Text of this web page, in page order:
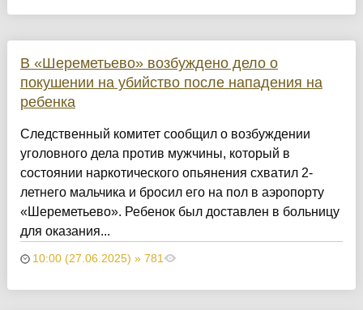
В «Шереметьево» возбуждено дело о
покушении на убийство после нападения на
ребенка
Следственный комитет сообщил о возбуждении
уголовного дела против мужчины, который в
состоянии наркотического опьянения схватил 2-
летнего мальчика и бросил его на пол в аэропорту
«Шереметьево». Ребенок был доставлен в больницу
для оказания...
10:00 (27.06.2025) » 781